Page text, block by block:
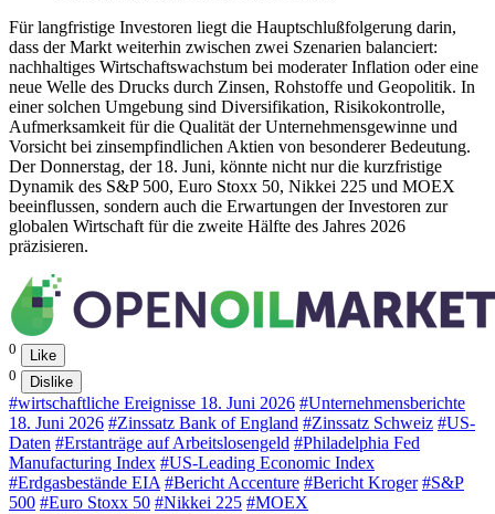
Für langfristige Investoren liegt die Hauptschlußfolgerung darin,
dass der Markt weiterhin zwischen zwei Szenarien balanciert:
nachhaltiges Wirtschaftswachstum bei moderater Inflation oder eine
neue Welle des Drucks durch Zinsen, Rohstoffe und Geopolitik. In
einer solchen Umgebung sind Diversifikation, Risikokontrolle,
Aufmerksamkeit für die Qualität der Unternehmensgewinne und
Vorsicht bei zinsempfindlichen Aktien von besonderer Bedeutung.
Der Donnerstag, der 18. Juni, könnte nicht nur die kurzfristige
Dynamik des S&P 500, Euro Stoxx 50, Nikkei 225 und MOEX
beeinflussen, sondern auch die Erwartungen der Investoren zur
globalen Wirtschaft für die zweite Hälfte des Jahres 2026
präzisieren.
0
Like
0
Dislike
#wirtschaftliche Ereignisse 18. Juni 2026 #Unternehmensberichte
18. Juni 2026 #Zinssatz Bank of England #Zinssatz Schweiz #US-
Daten #Erstanträge auf Arbeitslosengeld #Philadelphia Fed
Manufacturing Index #US-Leading Economic Index
#Erdgasbestände EIA #Bericht Accenture #Bericht Kroger #S&P
500 #Euro Stoxx 50 #Nikkei 225 #MOEX